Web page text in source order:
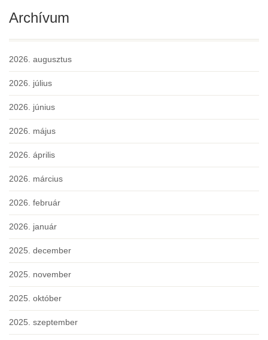
Archívum
2026. augusztus
2026. július
2026. június
2026. május
2026. április
2026. március
2026. február
2026. január
2025. december
2025. november
2025. október
2025. szeptember